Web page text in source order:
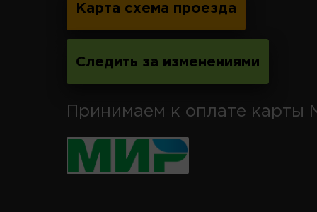
Карта схема проезда
Следить за изменениями
Принимаем к оплате карты